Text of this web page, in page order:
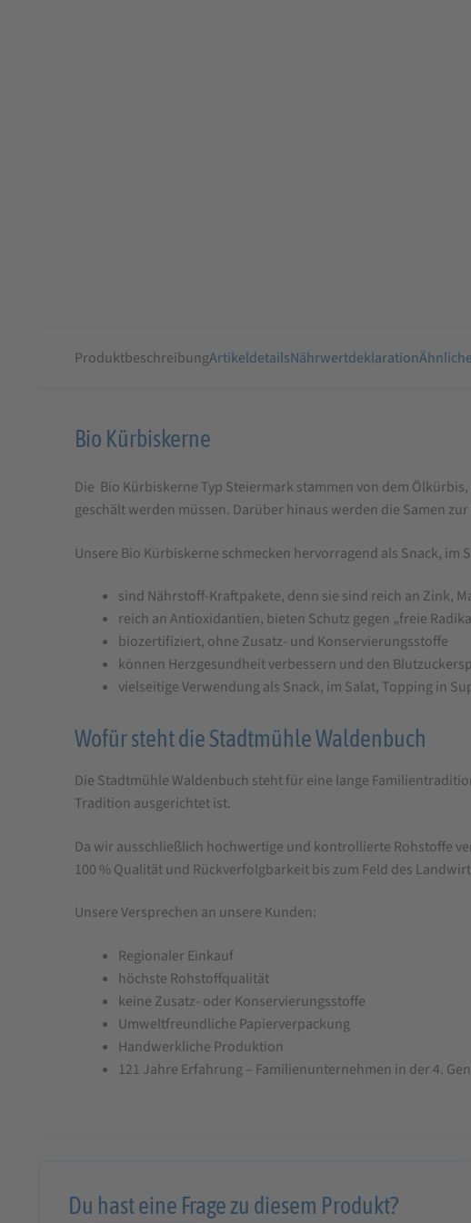
ProduktbeschreibungArtikeldetailsNährwertdeklaration
Produktbeschreibung
Bio
Kürbiskerne
Bio Kürbiskerne
Die Bio Kürbiskerne Typ Steiermark stammen von dem
geschält werden müssen. Darüber hinaus werden die Samen
Unsere Bio Kürbiskerne schmecken hervorragend als Snack,
sind Nährstoff-Kraftpakete, denn sie sind reich an Zink,
reich an Antioxidantien, bieten Schutz gegen „freie
biozertifiziert, ohne Zusatz- und Konservierungsstoffe
können Herzgesundheit verbessern und den
vielseitige Verwendung als Snack, im Salat, Topping in
Wofür steht die Stadtmühle Waldenbuch
Die Stadtmühle Waldenbuch steht für eine lange
Tradition ausgerichtet ist.
Da wir ausschließlich hochwertige und kontrollierte Rohstoffe
100 % Qualität und Rückverfolgbarkeit bis zum Feld des
Unsere Versprechen an unsere Kunden:
Regionaler Einkauf
höchste Rohstoffqualität
keine Zusatz- oder Konservierungsstoffe
Umweltfreundliche Papierverpackung
Handwerkliche Produktion
121 Jahre Erfahrung – Familienunternehmen in der 4.
Du hast eine Frage zu diesem Produkt?